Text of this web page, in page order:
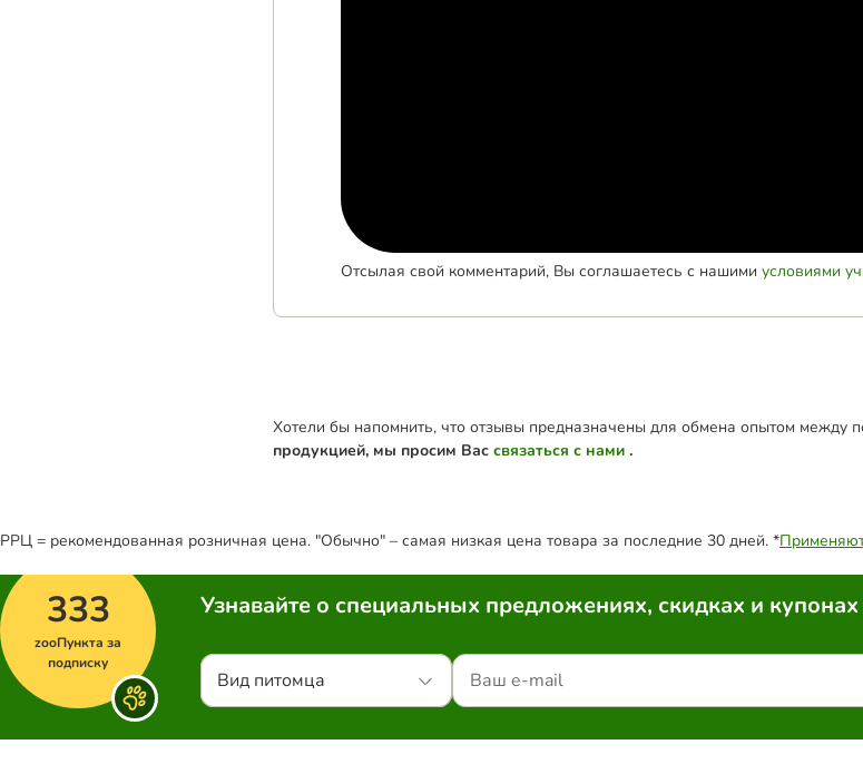
Отсылая свой комментарий, Вы соглашаетесь с нашими условиями
Хотели бы напомнить, что отзывы предназначены для обмена опытом между
продукцией, мы просим Вас связаться с нами .
РРЦ = рекомендованная розничная цена. "Обычно" – самая низкая цена товара за последние 30 дней. *
333
zooПункта за
подписку
Узнавайте о специальных предложениях, скидках и
Вид питомца